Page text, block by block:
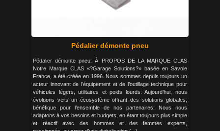
Pédalier démonte pneu
Pédalier démonte pneu. À PROPOS DE LA MARQUE CLAS
Notre Marque CLAS «?Garage Solutions?» basée en Savoie
France, a été créée en 1996. Nous sommes depuis toujours un
acteur innovant de l’équipement et de l’outillage technique pour
véhicules légers, utilitaires et poids lourds. Aujourd’hui, nous
évoluons vers un écosystème offrant des solutions globales,
bénéfique pour l’ensemble de nos partenaires. Nous nous
adaptons à vos besoins et budgets, en étant toujours plus simple
et réactif avec des hommes et des femmes experts,